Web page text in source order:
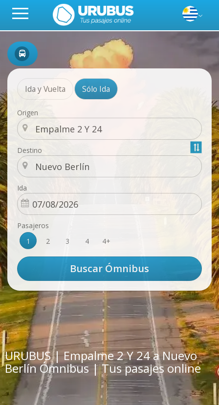
Ida y Vuelta Sólo Ida
Origen
Destino
Ida
Pasajeros
1
2 3 4 4+
URUBUS | Empalme 2 Y 24 a Nuevo
Berlín Ómnibus | Tus pasajes online